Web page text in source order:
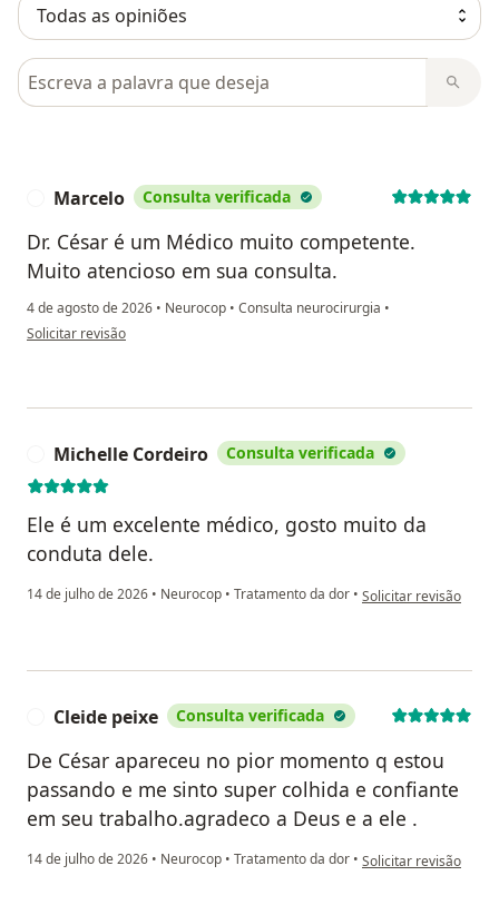
Pesquisar em opiniões
Marcelo Consulta verificada
Dr. César é um Médico muito competente.
Muito atencioso em sua consulta.
4 de agosto de 2026 • Neurocop • Consulta neurocirurgia •
na opinião do utilizador Marcelo
Solicitar revisão
Michelle Cordeiro Consulta verificada
Ele é um excelente médico, gosto muito da
conduta dele.
14 de julho de 2026 • Neurocop • Tratamento da dor • na opinião do
Solicitar revisão
Cleide peixe Consulta verificada
De César apareceu no pior momento q estou
passando e me sinto super colhida e confiante
em seu trabalho.agradeco a Deus e a ele .
14 de julho de 2026 • Neurocop • Tratamento da dor • na opinião do
Solicitar revisão